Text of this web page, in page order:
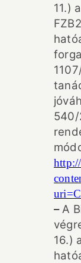
11.)
540/
– A
16.)